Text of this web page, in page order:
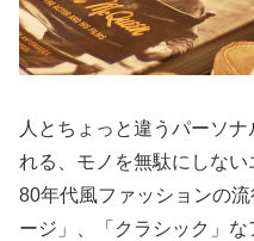
人とちょっと違うパーソ
れる、モノを無駄にしな
80年代風ファッションの
ージ」、「クラシック」